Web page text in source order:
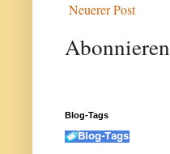
Neuerer Post
Abonnieren
Blog-Tags